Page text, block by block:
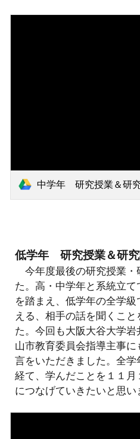
中学年 研究授業＆研
低学年 研究授業＆研
今年度最後の研究授業
た。高・中学年と系統立
を踏まえ、低学年の全学
える、相手の話を聞くこ
た。今回も大阪大谷大学
山市教育委員会指導主事
言をいただきました。全学
経て、学んだことを１１
につなげていきたいと思い